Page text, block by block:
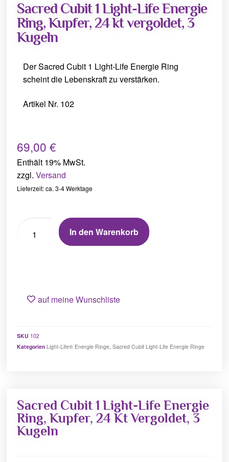
Sacred Cubit 1 Light-Life Energie
Ring, Kupfer, 24 kt vergoldet, 3
Kugeln
Der Sacred Cubit 1 Light-Life Energie Ring
scheint die Lebenskraft zu verstärken.
Artikel Nr. 102
69,00€
Enthält 19% MwSt.
zzgl.Versand
Lieferzeit: ca. 3-4 Werktage
In den Warenkorb
auf meine Wunschliste
SKU 102
Kategorien Light-Life® Energie Ringe,Sacred Cubit Light-Life Energie Ringe
Sacred Cubit 1 Light-Life Energie
Ring, Kupfer, 24 Kt Vergoldet, 3
Kugeln